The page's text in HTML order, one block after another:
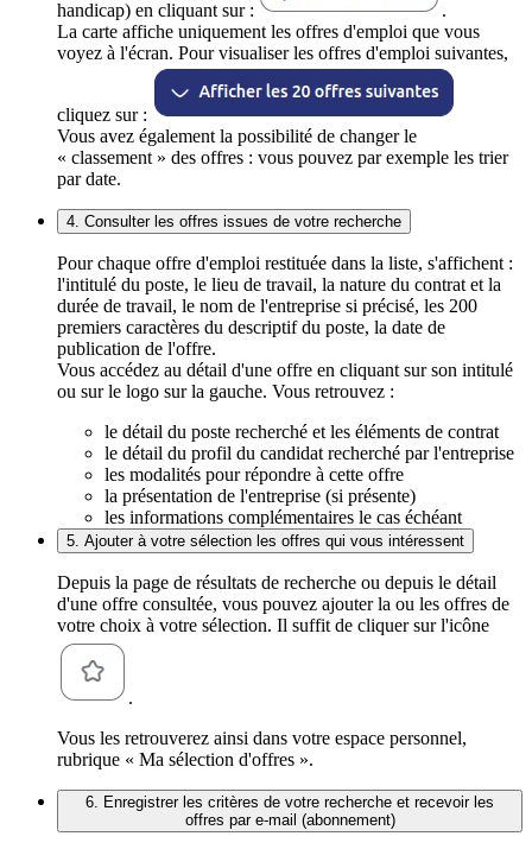
handicap) en cliquant sur :
.
La carte affiche uniquement les offres d'emploi que vous
voyez à l'écran. Pour visualiser les offres d'emploi suivantes,
cliquez sur :
Vous avez également la possibilité de changer le
« classement » des offres : vous pouvez par exemple les trier
par date.
4. Consulter les offres issues de votre recherche
Pour chaque offre d'emploi restituée dans la liste, s'affichent :
l'intitulé du poste, le lieu de travail, la nature du contrat et la
durée de travail, le nom de l'entreprise si précisé, les 200
premiers caractères du descriptif du poste, la date de
publication de l'offre.
Vous accédez au détail d'une offre en cliquant sur son intitulé
ou sur le logo sur la gauche. Vous retrouvez :
le détail du poste recherché et les éléments de contrat
le détail du profil du candidat recherché par l'entreprise
les modalités pour répondre à cette offre
la présentation de l'entreprise (si présente)
les informations complémentaires le cas échéant
5. Ajouter à votre sélection les offres qui vous intéressent
Depuis la page de résultats de recherche ou depuis le détail
d'une offre consultée, vous pouvez ajouter la ou les offres de
votre choix à votre sélection. Il suffit de cliquer sur l'icône
.
Vous les retrouverez ainsi dans votre espace personnel,
rubrique « Ma sélection d'offres ».
6. Enregistrer les critères de votre recherche et recevoir les
offres par e-mail (abonnement)